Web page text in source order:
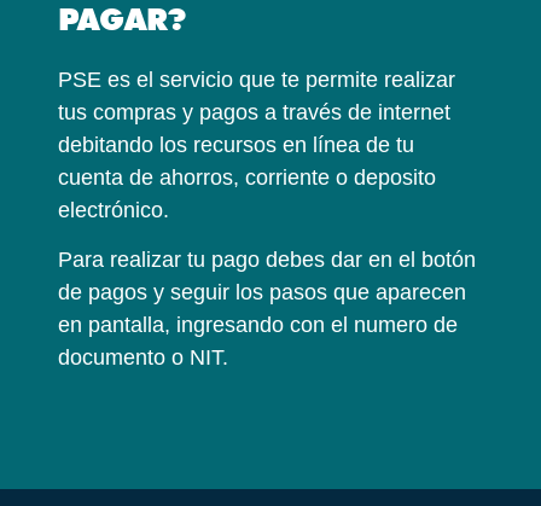
PAGAR?
PSE es el servicio que te permite realizar
tus compras y pagos a través de internet
debitando los recursos en línea de tu
cuenta de ahorros, corriente o deposito
electrónico.
Para realizar tu pago debes dar en el botón
de pagos y seguir los pasos que aparecen
en pantalla, ingresando con el numero de
documento o NIT.